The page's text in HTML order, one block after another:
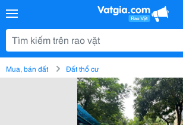
Mua, bán đất Đất thổ cư